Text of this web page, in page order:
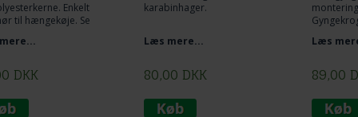
Enkelt
til hængekøje. Se
omkring træ og lav
og tov. Den
og praktiske
til ophængning af
DKK
karabinhager.
Læs mere...
80,00 DKK
gevind 6
Læs
89,00